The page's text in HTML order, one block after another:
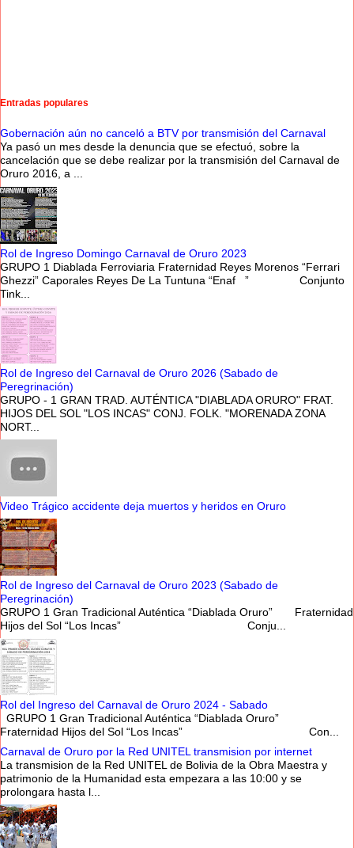
Entradas populares
Gobernación aún no canceló a BTV por transmisión del Carnaval
Ya pasó un mes desde la denuncia que se efectuó, sobre la
cancelación que se debe realizar por la transmisión del Carnaval de
Oruro 2016, a ...
Rol de Ingreso Domingo Carnaval de Oruro 2023
GRUPO 1 Diablada Ferroviaria Fraternidad Reyes Morenos “Ferrari
Ghezzi” Caporales Reyes De La Tuntuna “Enaf ” Conjunto
Tink...
Rol de Ingreso del Carnaval de Oruro 2026 (Sabado de
Peregrinación)
GRUPO - 1 GRAN TRAD. AUTÉNTICA "DIABLADA ORURO" FRAT.
HIJOS DEL SOL "LOS INCAS" CONJ. FOLK. "MORENADA ZONA
NORT...
Video Trágico accidente deja muertos y heridos en Oruro
Rol de Ingreso del Carnaval de Oruro 2023 (Sabado de
Peregrinación)
GRUPO 1 Gran Tradicional Auténtica “Diablada Oruro” Fraternidad
Hijos del Sol “Los Incas” Conju...
Rol del Ingreso del Carnaval de Oruro 2024 - Sabado
GRUPO 1 Gran Tradicional Auténtica “Diablada Oruro”
Fraternidad Hijos del Sol “Los Incas” Con...
Carnaval de Oruro por la Red UNITEL transmision por internet
La transmision de la Red UNITEL de Bolivia de la Obra Maestra y
patrimonio de la Humanidad esta empezara a las 10:00 y se
prolongara hasta l...